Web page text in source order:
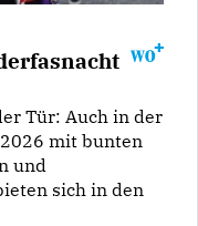
Tür: Auch in der
mit bunten
und
sich in den